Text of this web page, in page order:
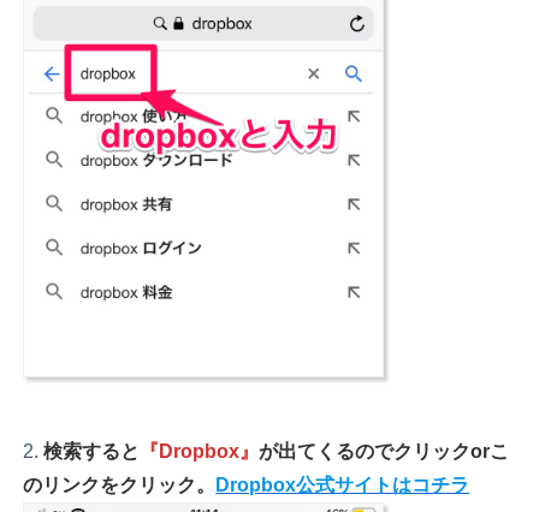
検索すると 『Dropbox』が出てくるのでクリックorこ
のリンクをクリック。 Dropbox公式サイトはコチラ